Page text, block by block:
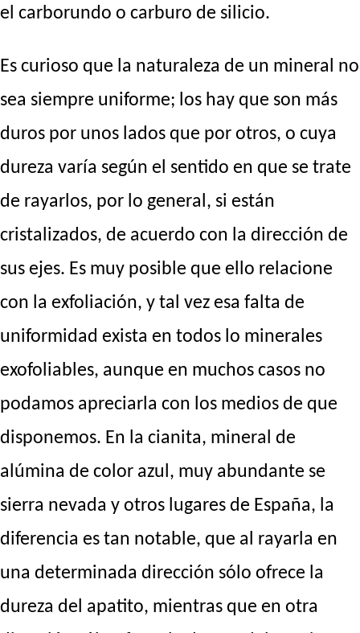
el carborundo o carburo de silicio.
Es curioso que la naturaleza de un mineral no
sea siempre uniforme; los hay que son más
duros por unos lados que por otros, o cuya
dureza varía según el sentido en que se trate
de rayarlos, por lo general, si están
cristalizados, de acuerdo con la dirección de
sus ejes. Es muy posible que ello relacione
con la exfoliación, y tal vez esa falta de
uniformidad exista en todos lo minerales
exofoliables, aunque en muchos casos no
podamos apreciarla con los medios de que
disponemos. En la cianita, mineral de
alúmina de color azul, muy abundante se
sierra nevada y otros lugares de España, la
diferencia es tan notable, que al rayarla en
una determinada dirección sólo ofrece la
dureza del apatito, mientras que en otra